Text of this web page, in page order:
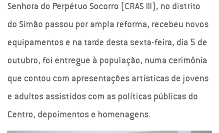
Senhora do Perpétuo Socorro (CRAS III), no distrito
do Simão passou por ampla reforma, recebeu novos
equipamentos e na tarde desta sexta-feira, dia 5 de
outubro, foi entregue à população, numa cerimônia
que contou com apresentações artísticas de jovens
e adultos assistidos com as políticas públicas do
Centro, depoimentos e homenagens.